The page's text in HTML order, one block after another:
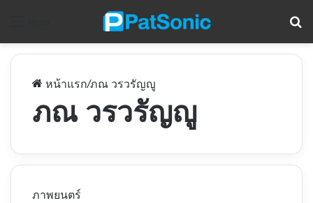
หน้าแรก/ภณ วรวรัญญู
ภณ วรวรัญญู
ภาพยนตร์